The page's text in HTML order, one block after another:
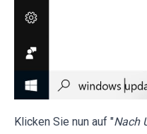
Klicken Sie nun auf "Nach